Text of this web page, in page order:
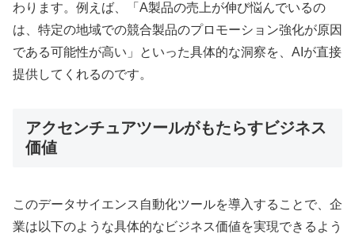
わります。例えば、「A製品の売上が伸び悩んでいるの
は、特定の地域での競合製品のプロモーション強化が原因
である可能性が高い」といった具体的な洞察を、AIが直接
提供してくれるのです。
アクセンチュアツールがもたらすビジネス
価値
このデータサイエンス自動化ツールを導入することで、企
業は以下のような具体的なビジネス価値を実現できるよう